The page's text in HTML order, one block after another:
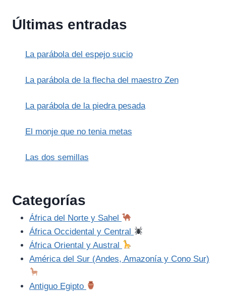
(ZHUANGZI)
Últimas entradas
La parábola del espejo sucio
La parábola de la flecha del maestro Zen
La parábola de la piedra pesada
El monje que no tenia metas
Las dos semillas
Categorías
África del Norte y Sahel
África Occidental y Central
África Oriental y Austral
América del Sur (Andes, Amazonía y Cono Sur)
Antiguo Egipto